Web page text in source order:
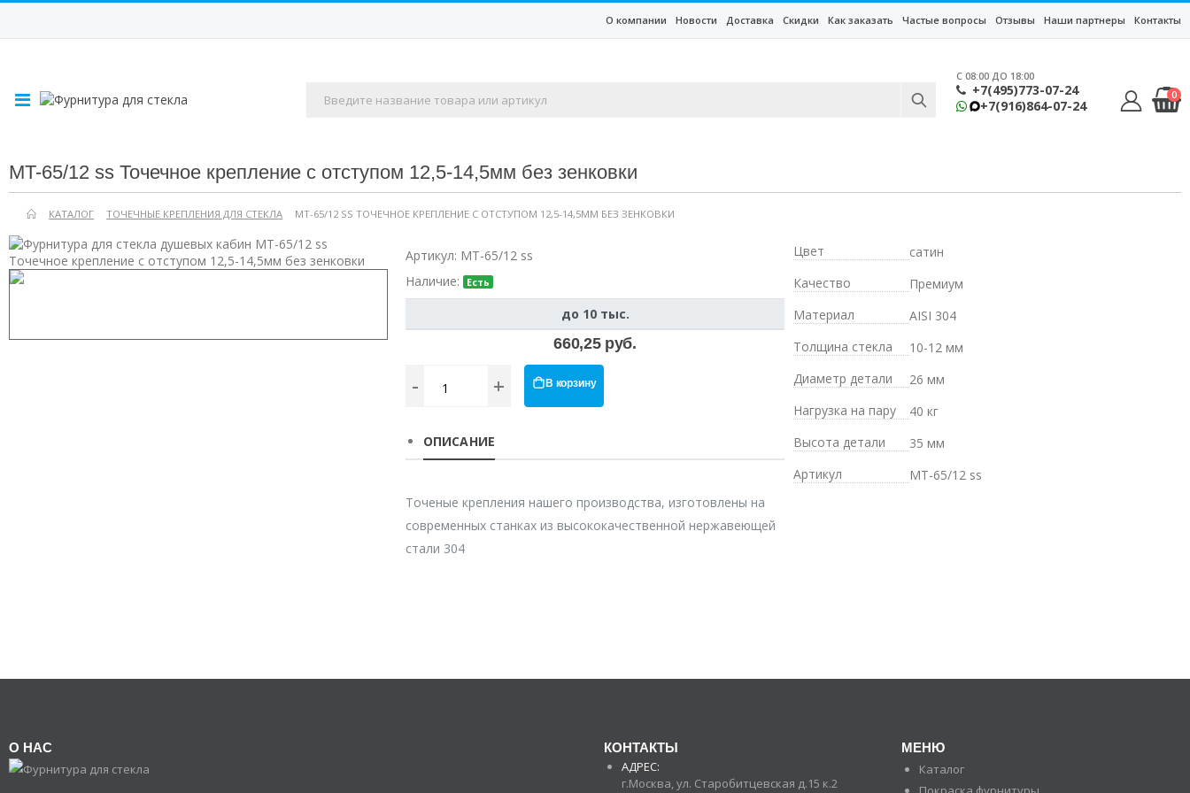
О компании Новости Доставка Скидки Как заказать Частые вопросы Отзывы Наши партнеры Контакты
C 08:00 ДО 18:00
+7(495)773-07-24
+7(916)864-07-24
0
MT-65/12 ss Точечное крепление с отступом 12,5-14,5мм без зенковки
КАТАЛОГ ТОЧЕЧНЫЕ КРЕПЛЕНИЯ ДЛЯ СТЕКЛА MT-65/12 SS ТОЧЕЧНОЕ КРЕПЛЕНИЕ С ОТСТУПОМ 12,5-14,5ММ БЕЗ ЗЕНКОВКИ
Артикул: MT-65/12 ss
Наличие:
Есть
до 10 тыс.
660,25 руб.
- + В корзину
ОПИСАНИЕ
Точеные крепления нашего производства, изготовлены на
современных станках из высококачественной нержавеющей
стали 304
Цвет
сатин
Качество
Премиум
Материал
AISI 304
Толщина стекла
10-12 мм
Диаметр детали
26 мм
Нагрузка на пару
40 кг
Высота детали
35 мм
Артикул
MT-65/12 ss
О НАС КОНТАКТЫ
АДРЕС:
г.Москва, ул. Старобитцевская д.15 к.2
МЕНЮ
Каталог